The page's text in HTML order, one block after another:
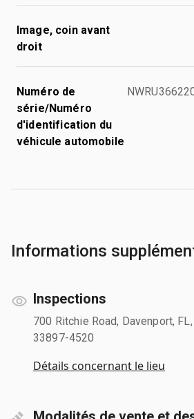
Image, coin avant
droit
Numéro de
série/Numéro
d'identification du
véhicule automobile
Informations
Inspections
700 Ritchie Road, Davenport,
33897-4520
Détails concernant le lieu